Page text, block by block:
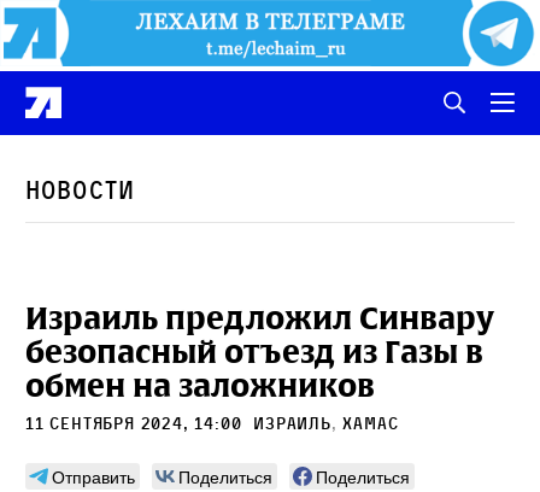
Новости
Израиль предложил Синвару
безопасный отъезд из Газы в
обмен на заложников
11 сентября 2024, 14:00 Израиль,ХАМАС
Отправить Поделиться
Поделиться